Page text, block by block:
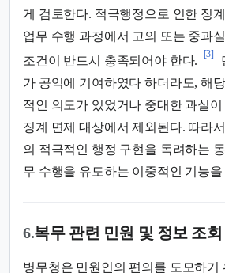
게 검토한다. 적극행정으로 인한 징
업무 수행 과정에서 고의 또는 중과
조건이 반드시 충족되어야 한다.
[3]
가 공익에 기여하였다 하더라도, 해
적인 의도가 있었거나 중대한 과실
징계 면제 대상에서 제외된다. 따라
의 적극적인 행정 구현을 독려하는
무 수행을 유도하는 이중적인 기능
6.복무 관련 민원 및 정보 조회
병무청은 민원인의 편의를 도모하기